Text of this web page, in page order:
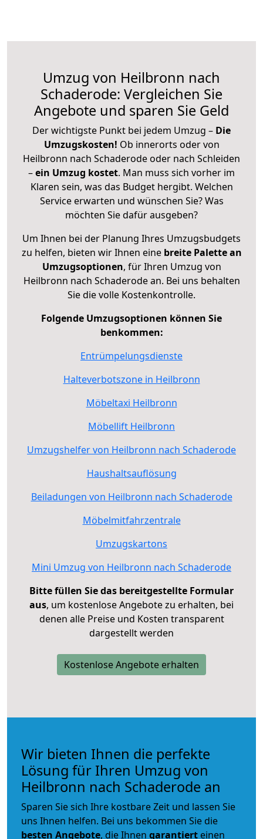
Umzug von Heilbronn nach
Schaderode: Vergleichen Sie
Angebote und sparen Sie Geld
Der wichtigste Punkt bei jedem Umzug – Die
Umzugskosten! Ob innerorts oder von
Heilbronn nach Schaderode oder nach Schleiden
–ein Umzug kostet. Man muss sich vorher im
Klaren sein, was das Budget hergibt. Welchen
Service erwarten und wünschen Sie? Was
möchten Sie dafür ausgeben?
Um Ihnen bei der Planung Ihres Umzugsbudgets
zu helfen, bieten wir Ihnen eine breite Palette an
Umzugsoptionen, für Ihren Umzug von
Heilbronn nach Schaderode an. Bei uns behalten
Sie die volle Kostenkontrolle.
Folgende Umzugsoptionen können Sie
benkommen:
Entrümpelungsdienste
Halteverbotszone in Heilbronn
Möbeltaxi Heilbronn
Möbellift Heilbronn
Umzugshelfer von Heilbronn nach Schaderode
Haushaltsauflösung
Beiladungen von Heilbronn nach Schaderode
Möbelmitfahrzentrale
Umzugskartons
Mini Umzug von Heilbronn nach Schaderode
Bitte füllen Sie das bereitgestellte Formular
aus, um kostenlose Angebote zu erhalten, bei
denen alle Preise und Kosten transparent
dargestellt werden
Kostenlose Angebote erhalten
Wir bieten Ihnen die perfekte
Lösung für Ihren Umzug von
Heilbronn nach Schaderode an
Sparen Sie sich Ihre kostbare Zeit und lassen Sie
uns Ihnen helfen. Bei uns bekommen Sie die
besten Angebote, die Ihnen garantiert einen